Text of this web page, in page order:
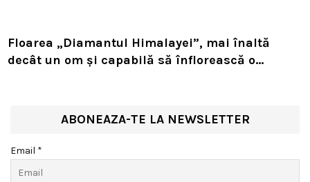
Floarea „Diamantul Himalayei”, mai înaltă
decât un om și capabilă să înflorească o
ABONEAZA-TE LA NEWSLETTER
Email *